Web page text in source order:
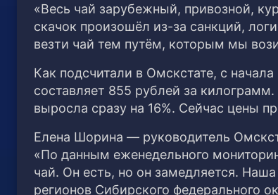
«Весь чай зарубежный, привозной,
скачок произошёл из-за санкций,
везти чай тем путём, которым мы
Как подсчитали в Омскстате, с
составляет 855 рублей за
выросла сразу на 16%. Сейчас цены
Елена Шорина — руководитель
«По данным еженедельного
чай. Он есть, но он замедляется.
регионов Сибирского федерального